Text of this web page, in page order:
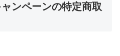
ンペーンの特定商取